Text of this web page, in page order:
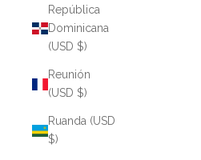
República
Dominicana
(USD $)
Reunión
(USD $)
Ruanda (USD
$)